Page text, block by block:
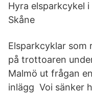
Hyra elsparkcykel
Skåne
Elsparkcyklar som
på trottoaren
Malmö ut frågan
inlägg Voi sänker